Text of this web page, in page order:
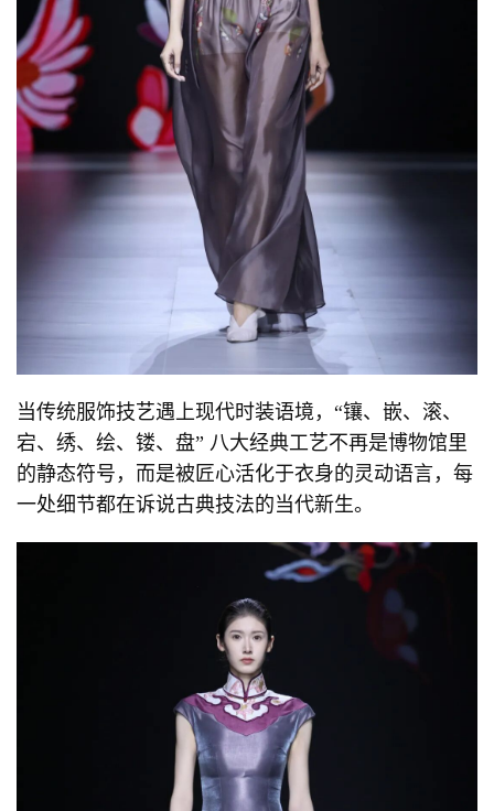
当传统服饰技艺遇上现代时装语境，“镶、嵌、滚、
宕、绣、绘、镂、盘” 八大经典工艺不再是博物馆里
的静态符号，而是被匠心活化于衣身的灵动语言，每
一处细节都在诉说古典技法的当代新生。